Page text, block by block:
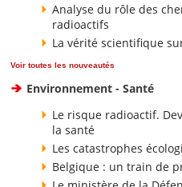
Analyse du rôle des
radioactifs
La vérité scientifique
Voir toutes les nouveautés
Environnement - Santé
Le risque radioactif.
la santé
Les catastrophes
Belgique : un train de